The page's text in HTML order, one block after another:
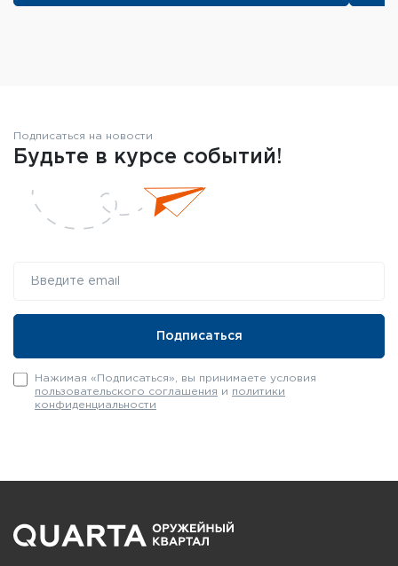
Подписаться на новости
Будьте в курсе событий!
Нажимая «Подписаться», вы принимаете условия
пользовательского соглашения и политики
конфиденциальности